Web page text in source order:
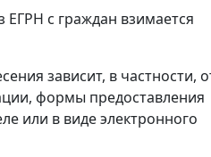
ЕГРН с граждан взимается
зависит, в частности,
формы предоставления
или в виде электронного